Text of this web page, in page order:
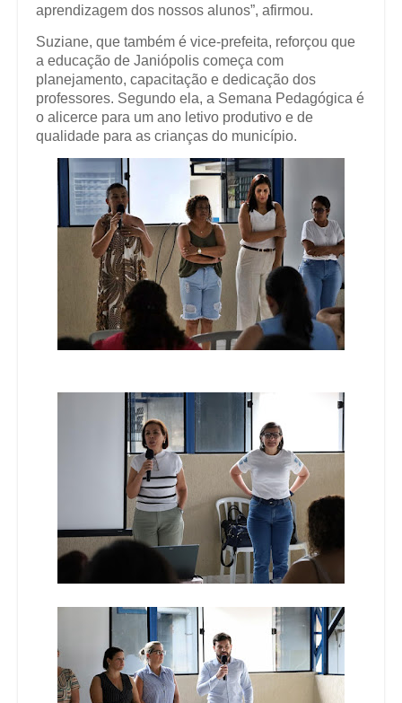
aprendizagem dos nossos alunos”, afirmou.
Suziane, que também é vice-prefeita, reforçou que
a educação de Janiópolis começa com
planejamento, capacitação e dedicação dos
professores. Segundo ela, a Semana Pedagógica é
o alicerce para um ano letivo produtivo e de
qualidade para as crianças do município.